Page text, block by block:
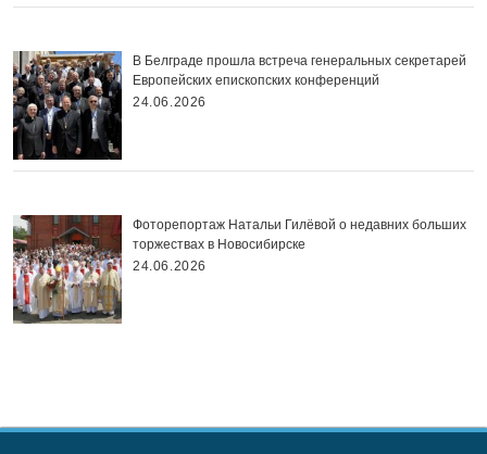
В Белграде прошла встреча генеральных секретарей
Европейских епископских конференций
24.06.2026
Фоторепортаж Натальи Гилёвой о недавних больших
торжествах в Новосибирске
24.06.2026